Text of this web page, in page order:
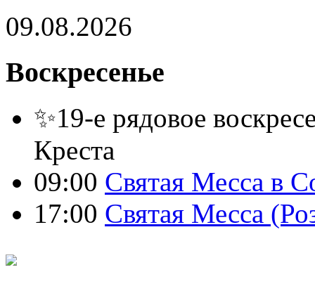
09.08.2026
Воскресенье
✨19-е рядовое
Креста
09:00 Святая Месса в
17:00 Святая Месса